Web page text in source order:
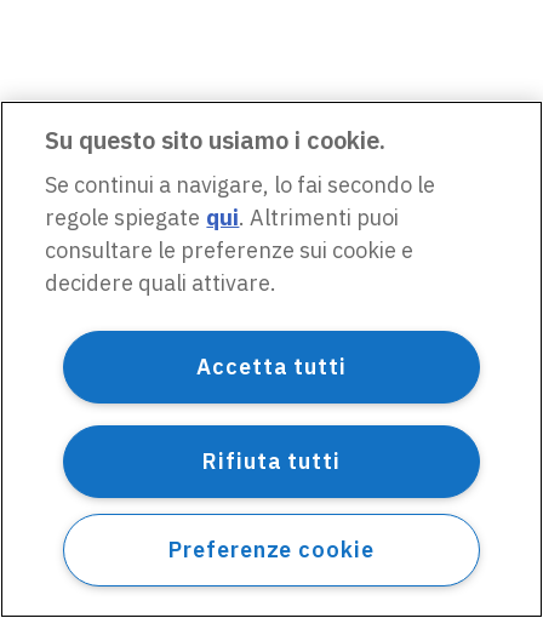
Su questo sito usiamo i cookie.
Se continui a navigare, lo fai secondo le
regole spiegate qui. Altrimenti puoi
consultare le preferenze sui cookie e
decidere quali attivare.
Accetta tutti
Rifiuta tutti
Preferenze cookie